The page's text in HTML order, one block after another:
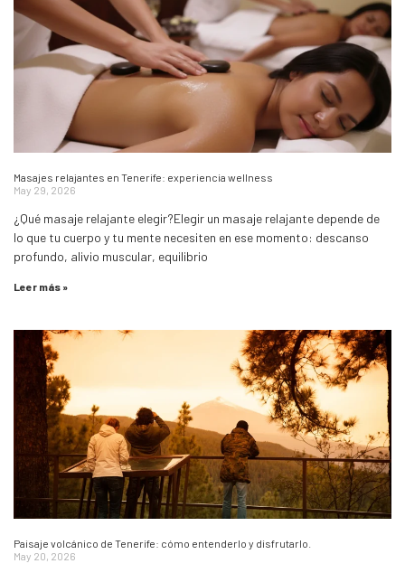
Masajes relajantes en Tenerife: experiencia wellness
May 29, 2026
¿Qué masaje relajante elegir?Elegir un masaje relajante depende de
lo que tu cuerpo y tu mente necesiten en ese momento: descanso
profundo, alivio muscular, equilibrio
Leer más »
Paisaje volcánico de Tenerife: cómo entenderlo y disfrutarlo.
May 20, 2026